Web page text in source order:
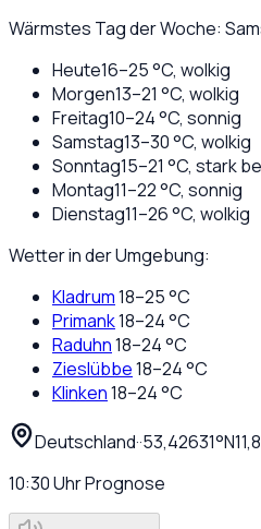
Wärmstes Tag der Woche:
Heute16–25°C, wolkig
Morgen13–21 °C, wolkig
Freitag10–24°C, sonnig
Samstag13–30°C, wolkig
Sonntag15–21 °C, stark
Montag11–22°C, sonnig
Dienstag11–26°C, wolkig
Wetter in der Umgebung:
Kladrum18–25°C
Primank18–24°C
Raduhn18–24°C
Zieslübbe18–24°C
Klinken18–24°C
Deutschland··53,42631°N
10:30UhrPrognose